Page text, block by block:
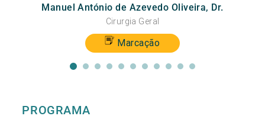
Manuel António de Azevedo Oliveira, Dr.
Cirurgia Geral
Marcação
PROGRAMA